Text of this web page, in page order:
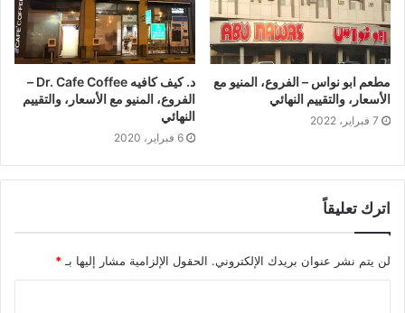
مطعم ابو نواس – الفروع، المنيو مع
الأسعار، والتقييم النهائي
7 فبراير، 2022
د. كيف كافيه Dr. Cafe Coffee –
الفروع، المنيو مع الأسعار، والتقييم
النهائي
6 فبراير، 2020
اترك تعليقاً
لن يتم نشر عنوان بريدك الإلكتروني. الحقول الإلزامية مشار إليها بـ *